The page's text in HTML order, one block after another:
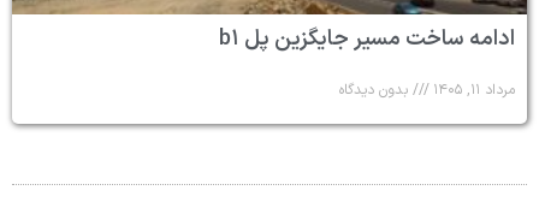
ادامه ساخت مسیر جایگزین پل b۱
مرداد ۱۱, ۱۴۰۵ بدون دیدگاه